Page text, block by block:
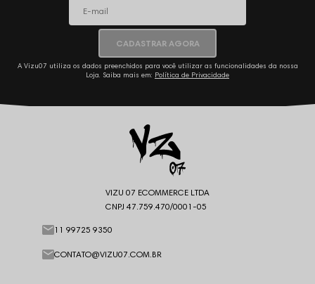
CADASTRAR AGORA
A Vizu07 utiliza os dados preenchidos para você utilizar as funcionalidades da nossa
Loja. Saiba mais em: Política de Privacidade
VIZU 07 ECOMMERCE LTDA
CNPJ 47.759.470/0001-05
11 99725 9350
CONTATO@VIZU07.COM.BR